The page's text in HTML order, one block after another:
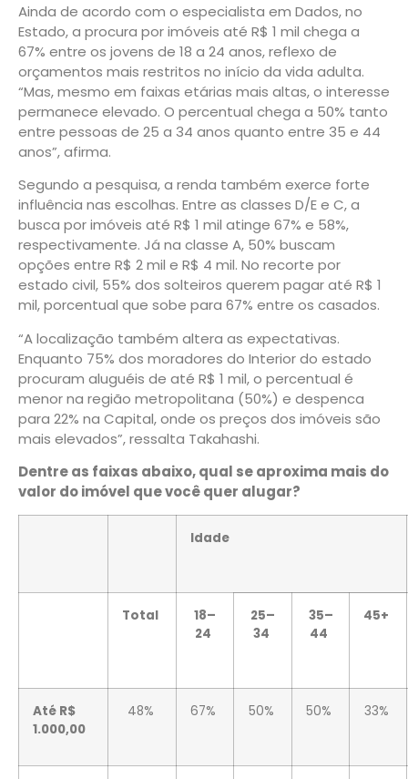
Ainda de acordo com o especialista em Dados, no
Estado, a procura por imóveis até R$ 1 mil chega a
67% entre os jovens de 18 a 24 anos, reflexo de
orçamentos mais restritos no início da vida adulta.
“Mas, mesmo em faixas etárias mais altas, o interesse
permanece elevado. O percentual chega a 50% tanto
entre pessoas de 25 a 34 anos quanto entre 35 e 44
anos”, afirma.
Segundo a pesquisa, a renda também exerce forte
influência nas escolhas. Entre as classes D/E e C, a
busca por imóveis até R$ 1 mil atinge 67% e 58%,
respectivamente. Já na classe A, 50% buscam
opções entre R$ 2 mil e R$ 4 mil. No recorte por
estado civil, 55% dos solteiros querem pagar até R$ 1
mil, porcentual que sobe para 67% entre os casados.
“A localização também altera as expectativas.
Enquanto 75% dos moradores do Interior do estado
procuram aluguéis de até R$ 1 mil, o percentual é
menor na região metropolitana (50%) e despenca
para 22% na Capital, onde os preços dos imóveis são
mais elevados”, ressalta Takahashi.
Dentre as faixas abaixo, qual se aproxima mais do
valor do imóvel que você quer alugar?
Idade
Total
18–
24
25–
34
35–
44
45+
Até R$
1.000,00
48% 67% 50% 50% 33%